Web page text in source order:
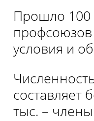
Прошло 100
профсоюзов
условия и
составляет
тыс. –